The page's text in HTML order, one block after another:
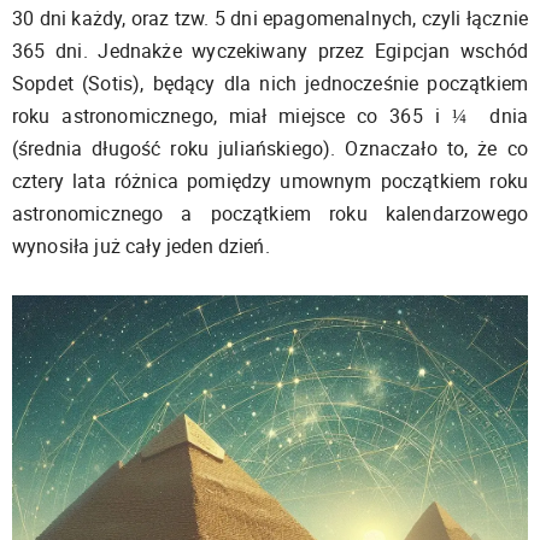
30 dni każdy, oraz tzw. 5 dni epagomenalnych, czyli łącznie
365 dni. Jednakże wyczekiwany przez Egipcjan wschód
Sopdet (Sotis), będący dla nich jednocześnie początkiem
roku astronomicznego, miał miejsce co 365 i ¼ dnia
(średnia długość roku juliańskiego). Oznaczało to, że co
cztery lata różnica pomiędzy umownym początkiem roku
astronomicznego a początkiem roku kalendarzowego
wynosiła już cały jeden dzień.